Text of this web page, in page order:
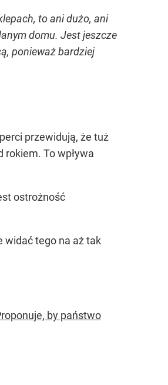
to ani dużo, ani
domu. Jest jeszcze
ponieważ bardziej
przewidują, że tuż
To wpływa
ostrożność
widać tego na aż tak
by państwo